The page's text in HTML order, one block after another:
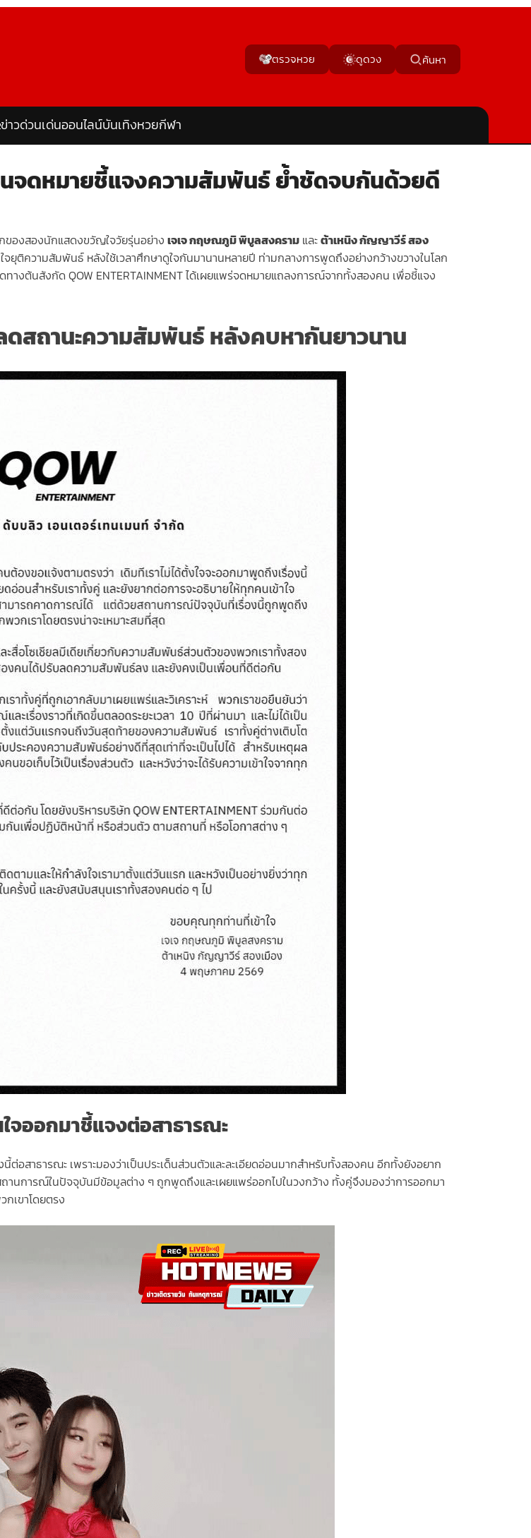
ตรวจหวย ดูดวง ค้นหา
ข่าวด่วนเด่นออนไลน์บันเทิงหวยกีฬา
นจดหมายชี้แจงความสัมพันธ์ ย้ำชัดจบกันด้วยดี
ของสองนักแสดงขวัญใจวัยรุ่นอย่าง เจเจ กฤษณภูมิ พิบูลสงคราม และต้าเหนิง กัญญาวีร์ สอง
ยุติความสัมพันธ์ หลังใช้เวลาศึกษาดูใจกันมานานหลายปี ท่ามกลางการพูดถึงอย่างกว้างขวางในโลก
างต้นสังกัด QOW ENTERTAINMENT ได้เผยแพร่จดหมายแถลงการณ์จากทั้งสองคน เพื่อชี้แจง
สถานะความสัมพันธ์ หลังคบหากันยาวนาน
จออกมาชี้แจงต่อสาธารณะ
ต่อสาธารณะ เพราะมองว่าเป็นประเด็นส่วนตัวและละเอียดอ่อนมากสำหรับทั้งสองคน อีกทั้งยังอยาก
านการณ์ในปัจจุบันมีข้อมูลต่าง ๆ ถูกพูดถึงและเผยแพร่ออกไปในวงกว้าง ทั้งคู่จึงมองว่าการออกมา
เขาโดยตรง